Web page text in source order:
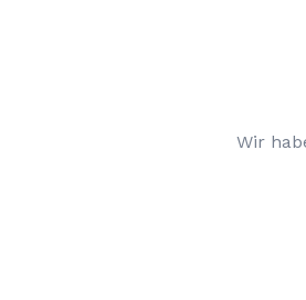
Wir